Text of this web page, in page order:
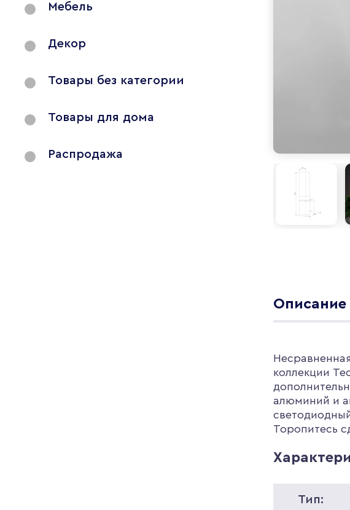
Мебель
Декор
Товары без категории
Товары для дома
Распродажа
Описание
коллекции
алюминий и
Торопитесь
Тип: